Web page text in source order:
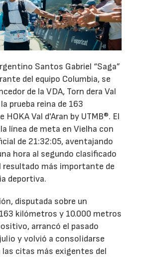
Santos Gabriel “Saga”
del equipo Columbia, se
de la VDA, Torn dera Val
prueba reina de 163
HOKA Val d'Aran by UTMB®. El
línea de meta en Vielha con
de 21:32:05, aventajando
hora al segundo clasificado
resultado más importante de
deportiva.
disputada sobre un
kilómetros y 10.000 metros
arrancó el pasado
y volvió a consolidarse
las citas más exigentes del